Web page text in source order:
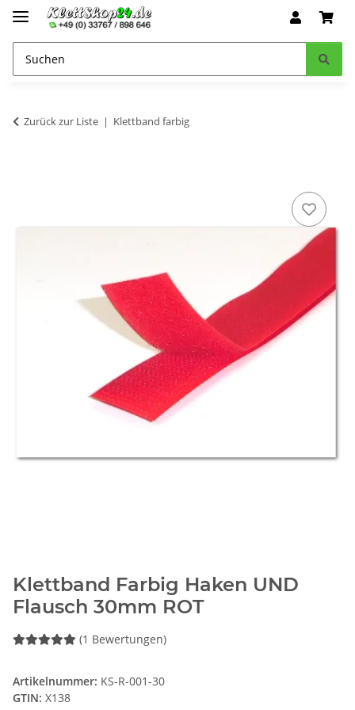
Zurück zur Liste Klettband farbig
Klettband Farbig Haken UND
Flausch 30mm ROT
(1 Bewertungen)
Artikelnummer: KS-R-001-30
GTIN: X138